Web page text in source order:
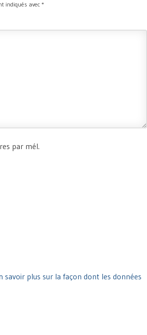
indiqués avec *
par mél.
savoir plus sur la façon dont les données